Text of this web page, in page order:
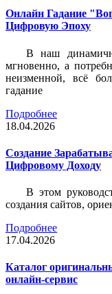
Онлайн Гадание
Цифровую Эпоху
В наш
мгновенно, а
неизменной, всё
гадание
Подробнее
18.04.2026
Создание
Цифровому Доходу
В этом
создания сайтов,
Подробнее
17.04.2026
Каталог
онлайн-сервис